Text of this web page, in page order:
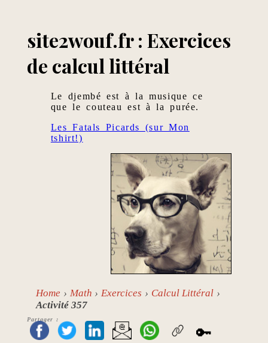
site2wouf.fr : Exercices
de calcul littéral
Le djembé est à la musique ce
que le couteau est à la purée.
Les Fatals Picards (sur Mon
tshirt!)
Home Math Exercices
Calcul Littéral
Activité 357
Partager :
🔑